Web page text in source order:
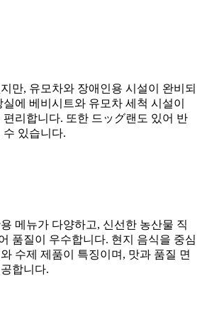
만, 유모차와 장애인용 시설이 완비되
에 베비시트와 유모차 세척 시설이
리합니다. 또한 드ッグ랜도 있어 반
수 있습니다.
메뉴가 다양하고, 신선한 농산물 직
품질이 우수합니다. 현지 음식을 중심
수제 제품이 특징이며, 맛과 품질 면
합니다.